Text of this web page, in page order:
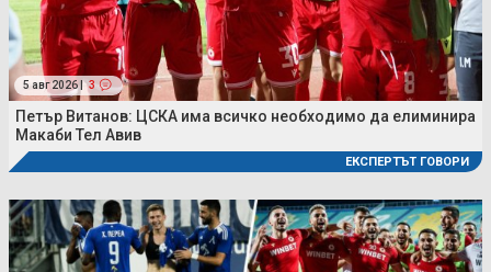
5 авг 2026 | 3
Петър Витанов: ЦСКА има всичко необходимо да елиминира
Макаби Тел Авив
ЕКСПЕРТЪТ ГОВОРИ